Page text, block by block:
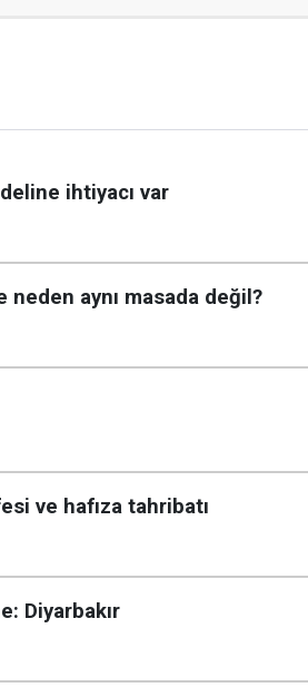
ihtiyacı var
aynı masada değil?
ve hafıza tahribatı
Diyarbakır